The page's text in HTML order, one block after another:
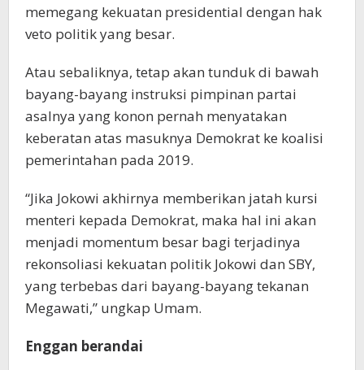
memegang kekuatan presidential dengan hak
veto politik yang besar.
Atau sebaliknya, tetap akan tunduk di bawah
bayang-bayang instruksi pimpinan partai
asalnya yang konon pernah menyatakan
keberatan atas masuknya Demokrat ke koalisi
pemerintahan pada 2019.
“Jika Jokowi akhirnya memberikan jatah kursi
menteri kepada Demokrat, maka hal ini akan
menjadi momentum besar bagi terjadinya
rekonsoliasi kekuatan politik Jokowi dan SBY,
yang terbebas dari bayang-bayang tekanan
Megawati,” ungkap Umam.
Enggan berandai